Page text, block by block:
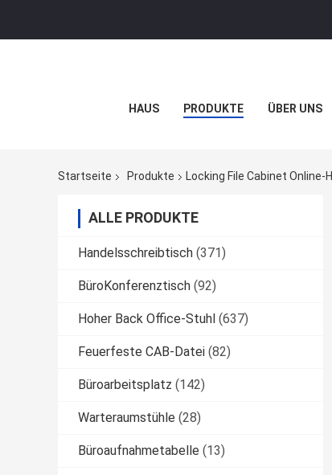
HAUS PRODUKTE ÜBER UNS
Startseite Produkte Locking File Cabinet Online-
ALLE PRODUKTE
Handelsschreibtisch (371)
BüroKonferenztisch (92)
Hoher Back Office-Stuhl (637)
Feuerfeste CAB-Datei (82)
Büroarbeitsplatz (142)
Warteraumstühle (28)
Büroaufnahmetabelle (13)